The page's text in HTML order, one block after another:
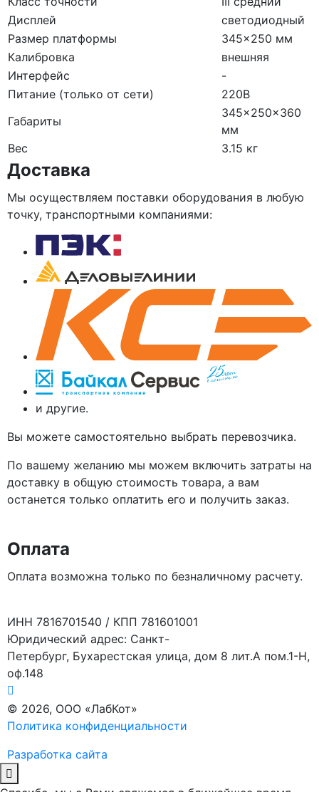
Дисплей
светодиодный
Размер платформы
345×250 мм
Калибровка
внешняя
Интерфейс
-
Питание (только от сети)
220В
Габариты
345×250×360
мм
Вес
3.15 кг
Доставка
Мы осуществляем поставки оборудования в любую
точку, транспортными компаниями:
и другие.
Вы можете самостоятельно выбрать перевозчика.
По вашему желанию мы можем включить затраты на
доставку в общую стоимость товара, а вам
останется только оплатить его и получить заказ.
Оплата
Оплата возможна только по безналичному расчету.
ИНН 7816701540 / КПП 781601001
Юридический адрес: Санкт-
Петербург, Бухарестская улица, дом 8 лит.А пом.1-Н,
оф.148
© 2026, ООО «ЛабКот»
Политика конфиденциальности
Разработка сайта